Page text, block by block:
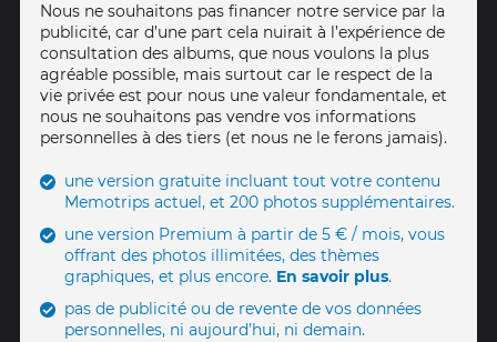
Nous ne souhaitons pas financer notre service par la
publicité, car d’une part cela nuirait à l’expérience de
consultation des albums, que nous voulons la plus
agréable possible, mais surtout car le respect de la
vie privée est pour nous une valeur fondamentale, et
nous ne souhaitons pas vendre vos informations
personnelles à des tiers (et nous ne le ferons jamais).
une version gratuite incluant tout votre contenu
Memotrips actuel, et 200 photos supplémentaires.
une version Premium à partir de 5 € / mois, vous
offrant des photos illimitées, des thèmes
graphiques, et plus encore. En savoir plus.
pas de publicité ou de revente de vos données
personnelles, ni aujourd’hui, ni demain.